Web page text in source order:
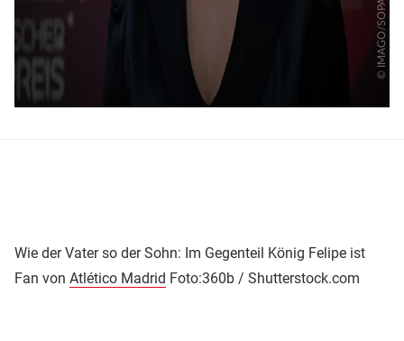
Wie der Vater so der Sohn: Im Gegenteil König Felipe ist
Fan von Atlético Madrid Foto:360b / Shutterstock.com